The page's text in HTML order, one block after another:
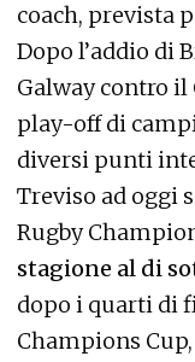
coach, prevista
Dopo l’addio di
Galway contro
play-off di
diversi punti
Treviso ad oggi
Rugby
stagione al di
dopo i quarti di
Champions